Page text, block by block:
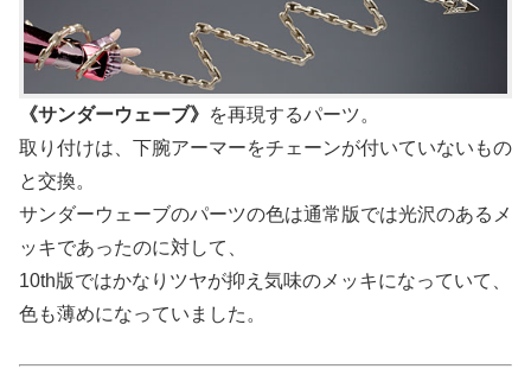
《サンダーウェーブ》 を再現するパーツ。
取り付けは、下腕アーマーをチェーンが付いていないもの
と交換。
サンダーウェーブのパーツの色は通常版では光沢のあるメ
ッキであったのに対して、
10th版ではかなりツヤが抑え気味のメッキになっていて、
色も薄めになっていました。